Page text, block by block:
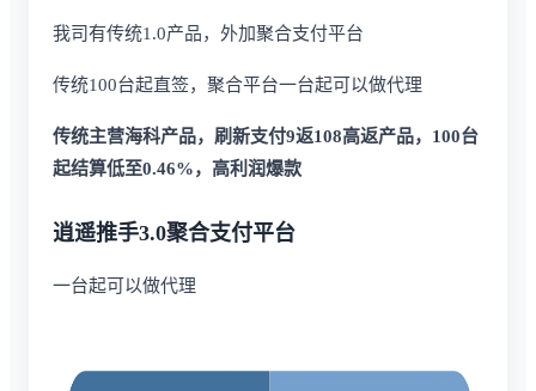
我司有传统1.0产品，外加聚合支付平台
传统100台起直签，聚合平台一台起可以做代理
传统主营海科产品，刷新支付9返108高返产品，100台
起结算低至0.46%，高利润爆款
逍遥推手3.0聚合支付平台
一台起可以做代理